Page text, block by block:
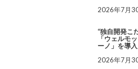
2026年7月
“独自開発こ
「ウェルモ
ーノ」を導入
2026年7月